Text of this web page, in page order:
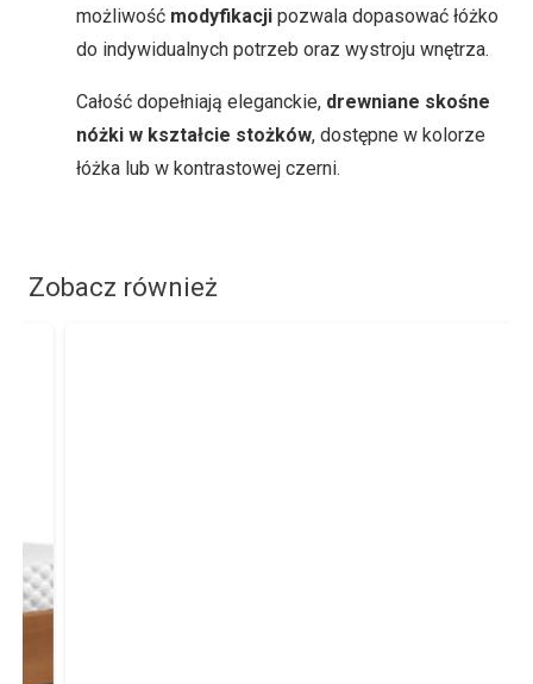
możliwość modyfikacji pozwala dopasować łóżko
do indywidualnych potrzeb oraz wystroju wnętrza.
Całość dopełniają eleganckie, drewniane skośne
nóżki w kształcie stożków, dostępne w kolorze
łóżka lub w kontrastowej czerni.
Zobacz również